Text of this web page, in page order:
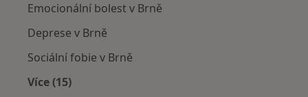
Emocionální bolest v Brně
Deprese v Brně
Sociální fobie v Brně
Více (15)